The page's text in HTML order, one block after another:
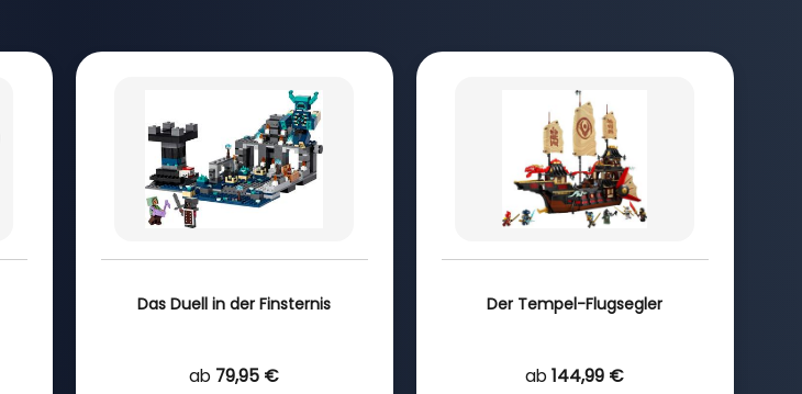
Das Duell in der Finsternis
ab 79,95 €
Der Tempel-Flugsegler
ab 144,99 €